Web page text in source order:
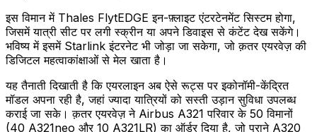
इस विमान में Thales FlytEDGE इन-फ़्लाइट एंटरटेनमेंट सिस्टम होगा,
जिसमें यात्री सीट पर लगी स्क्रीन या अपने डिवाइस से कंटेंट देख सकेंगे।
भविष्य में इसमें Starlink इंटरनेट भी जोड़ा जा सकेगा, जो क़तर एयरवेज़ की
डिजिटल महत्वाकांक्षाओं से मेल खाता है।
यह तैनाती दिखाती है कि एयरलाइन अब ऐसे रूट्स पर इकोनॉमी-केंद्रित
मॉडल अपना रही है, जहां ज्यादा यात्रियों को सस्ती उड़ान सुविधा उपलब्ध
कराई जा सके। क़तर एयरवेज़ ने Airbus A321 परिवार के 50 विमानों
(40 A321neo और 10 A321LR) का ऑर्डर दिया है, जो पुराने A320